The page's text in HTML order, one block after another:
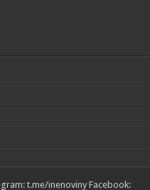
t.me/inenoviny Facebook: